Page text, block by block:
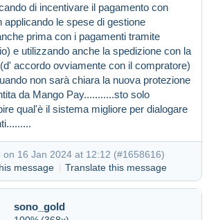
Jan 2024 at 11:48 #1658586
di incentivare il pagamento con
applicando le spese di gestione
prima con i pagamenti tramite
e utilizzando anche la spedizione con la
accordo ovviamente con il compratore)
non sarà chiara la nuova protezione
da Mango Pay...........sto solo
qual'è il sistema migliore per dialogare
on 16 Jan 2024 at 12:12 (#1658616)
message
Translate this message
sono_gold